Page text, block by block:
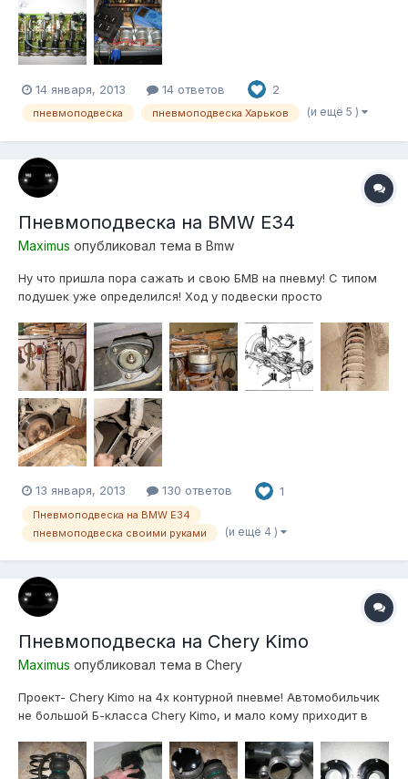
14 января, 2013 14 ответов 2
пневмоподвеска пневмоподвеска Харьков (и ещё 5 )
Пневмоподвеска на BMW E34
Maximus опубликовал тема в Bmw
Ну что пришла пора сажать и свою БМВ на пневму! С типом
подушек уже определился! Ход у подвески просто
телескопический 3 т, 194-372 мм, вывесить колесо не
может! Приходится за 2-а раза поднимать! Так это только
ход вверх получается около...
13 января, 2013 130 ответов 1
Пневмоподвеска на BMW E34
пневмоподвеска своими руками
(и ещё 4 )
Пневмоподвеска на Chery Kimo
Maximus опубликовал тема в Chery
Проект- Chery Kimo на 4х контурной пневме! Автомобильчик
не большой Б-класса Chery Kimo, и мало кому приходит в
ассоциируется с внедорожниками и коммерческим
транспортом,- но мы не многие... Размеры и масса